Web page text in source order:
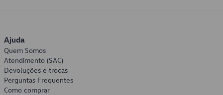
Ajuda
Quem Somos
Atendimento (SAC)
Devoluções e trocas
Perguntas Frequentes
Como comprar